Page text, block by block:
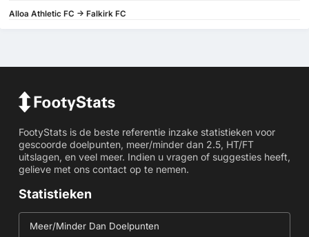
Alloa Athletic FC -> Falkirk FC
FootyStats is de beste referentie inzake statistieken voor
gescoorde doelpunten, meer/minder dan 2.5, HT/FT
uitslagen, en veel meer. Indien u vragen of suggesties heeft,
gelieve met ons contact op te nemen.
Statistieken
Meer/Minder Dan Doelpunten